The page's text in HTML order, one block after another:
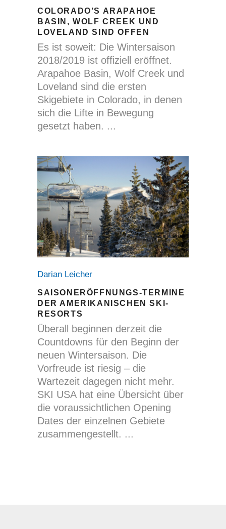
COLORADO’S ARAPAHOE
BASIN, WOLF CREEK UND
LOVELAND SIND OFFEN
Es ist soweit: Die Wintersaison
2018/2019 ist offiziell eröffnet.
Arapahoe Basin, Wolf Creek und
Loveland sind die ersten
Skigebiete in Colorado, in denen
sich die Lifte in Bewegung
gesetzt haben.
Darian Leicher
SAISONERÖFFNUNGS-TERMINE
DER AMERIKANISCHEN SKI-
RESORTS
Überall beginnen derzeit die
Countdowns für den Beginn der
neuen Wintersaison. Die
Vorfreude ist riesig – die
Wartezeit dagegen nicht mehr.
SKI USA hat eine Übersicht über
die voraussichtlichen Opening
Dates der einzelnen Gebiete
zusammengestellt.